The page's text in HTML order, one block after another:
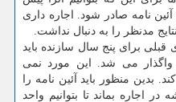
آئین نامه صادر شود. اجاره داری
مدنظر را به دنبال نداشت.
برای پنج سال سازنده باید
واگذار می شد. این مورد نمی
بدین منظور باید آئین نامه را
اجاره بماند تا بتوانیم واحد